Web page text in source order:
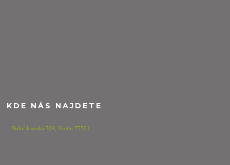
KDE NÁS NAJDETE
Dolní Jasenka 769,Vsetín 75501